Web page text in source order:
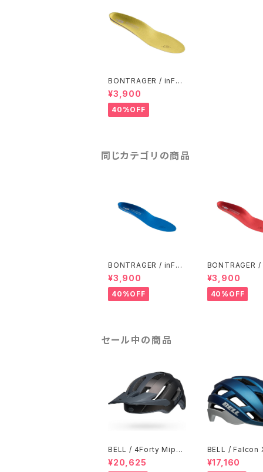
BONTRAGER / inFor
m BioDynamic Insol
e / Mid Arch
¥3,900
40%OFF
同じカテゴリの商品
BONTRAGER / inFor
m BioDynamic Insol
e / High Arch
¥3,900
40%OFF
BONTRAGER /
m BioDynamic
e / Low Arch
¥3,900
40%OFF
セール中の商品
BELL / 4Forty Mips /
Matte Titanium-Cha
rcoal
¥20,625
BELL / Falcon
ps Helmet /
ay
¥17,160